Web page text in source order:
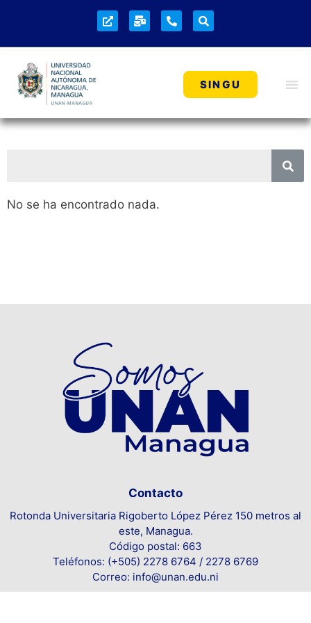
SINGU
No se ha encontrado nada.
Contacto
Rotonda Universitaria Rigoberto López Pérez 150 metros al
este, Managua.
Código postal: 663
Teléfonos: (+505) 2278 6764 / 2278 6769
Correo: info@unan.edu.ni